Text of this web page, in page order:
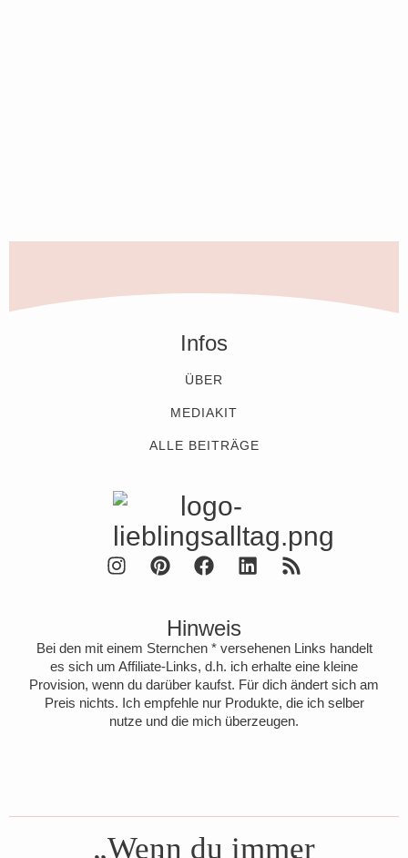
Infos
ÜBER
MEDIAKIT
ALLE BEITRÄGE
Hinweis
Bei den mit einem Sternchen * versehenen Links handelt
es sich um Affiliate-Links, d.h. ich erhalte eine kleine
Provision, wenn du darüber kaufst. Für dich ändert sich am
Preis nichts. Ich empfehle nur Produkte, die ich selber
nutze und die mich überzeugen.
„Wenn du immer